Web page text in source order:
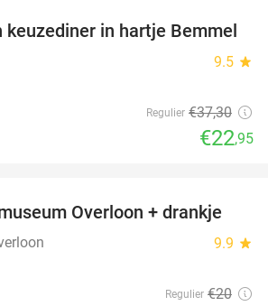
38%
keuzediner in hartje Bemmel
9.5 star
Regulier €37,30
€22,95
15%
Overloon + drankje
9.9 star
Regulier €20